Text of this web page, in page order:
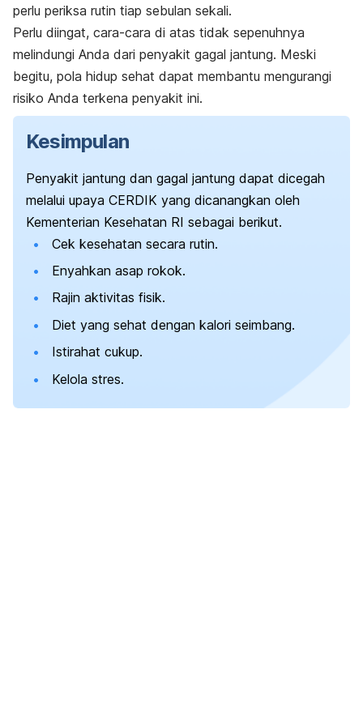
perlu periksa rutin tiap sebulan sekali.
Perlu diingat, cara-cara di atas tidak sepenuhnya
melindungi Anda dari penyakit gagal jantung. Meski
begitu, pola hidup sehat dapat membantu mengurangi
risiko Anda terkena penyakit ini.
Kesimpulan
Penyakit jantung dan gagal jantung dapat dicegah
melalui upaya CERDIK yang dicanangkan oleh
Kementerian Kesehatan RI sebagai berikut.
Cek kesehatan secara rutin.
Enyahkan asap rokok.
Rajin aktivitas fisik.
Diet yang sehat dengan kalori seimbang.
Istirahat cukup.
Kelola stres.